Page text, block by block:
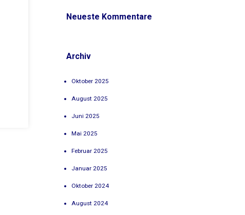
Neueste Kommentare
Archiv
Oktober 2025
August 2025
Juni 2025
Mai 2025
Februar 2025
Januar 2025
Oktober 2024
August 2024